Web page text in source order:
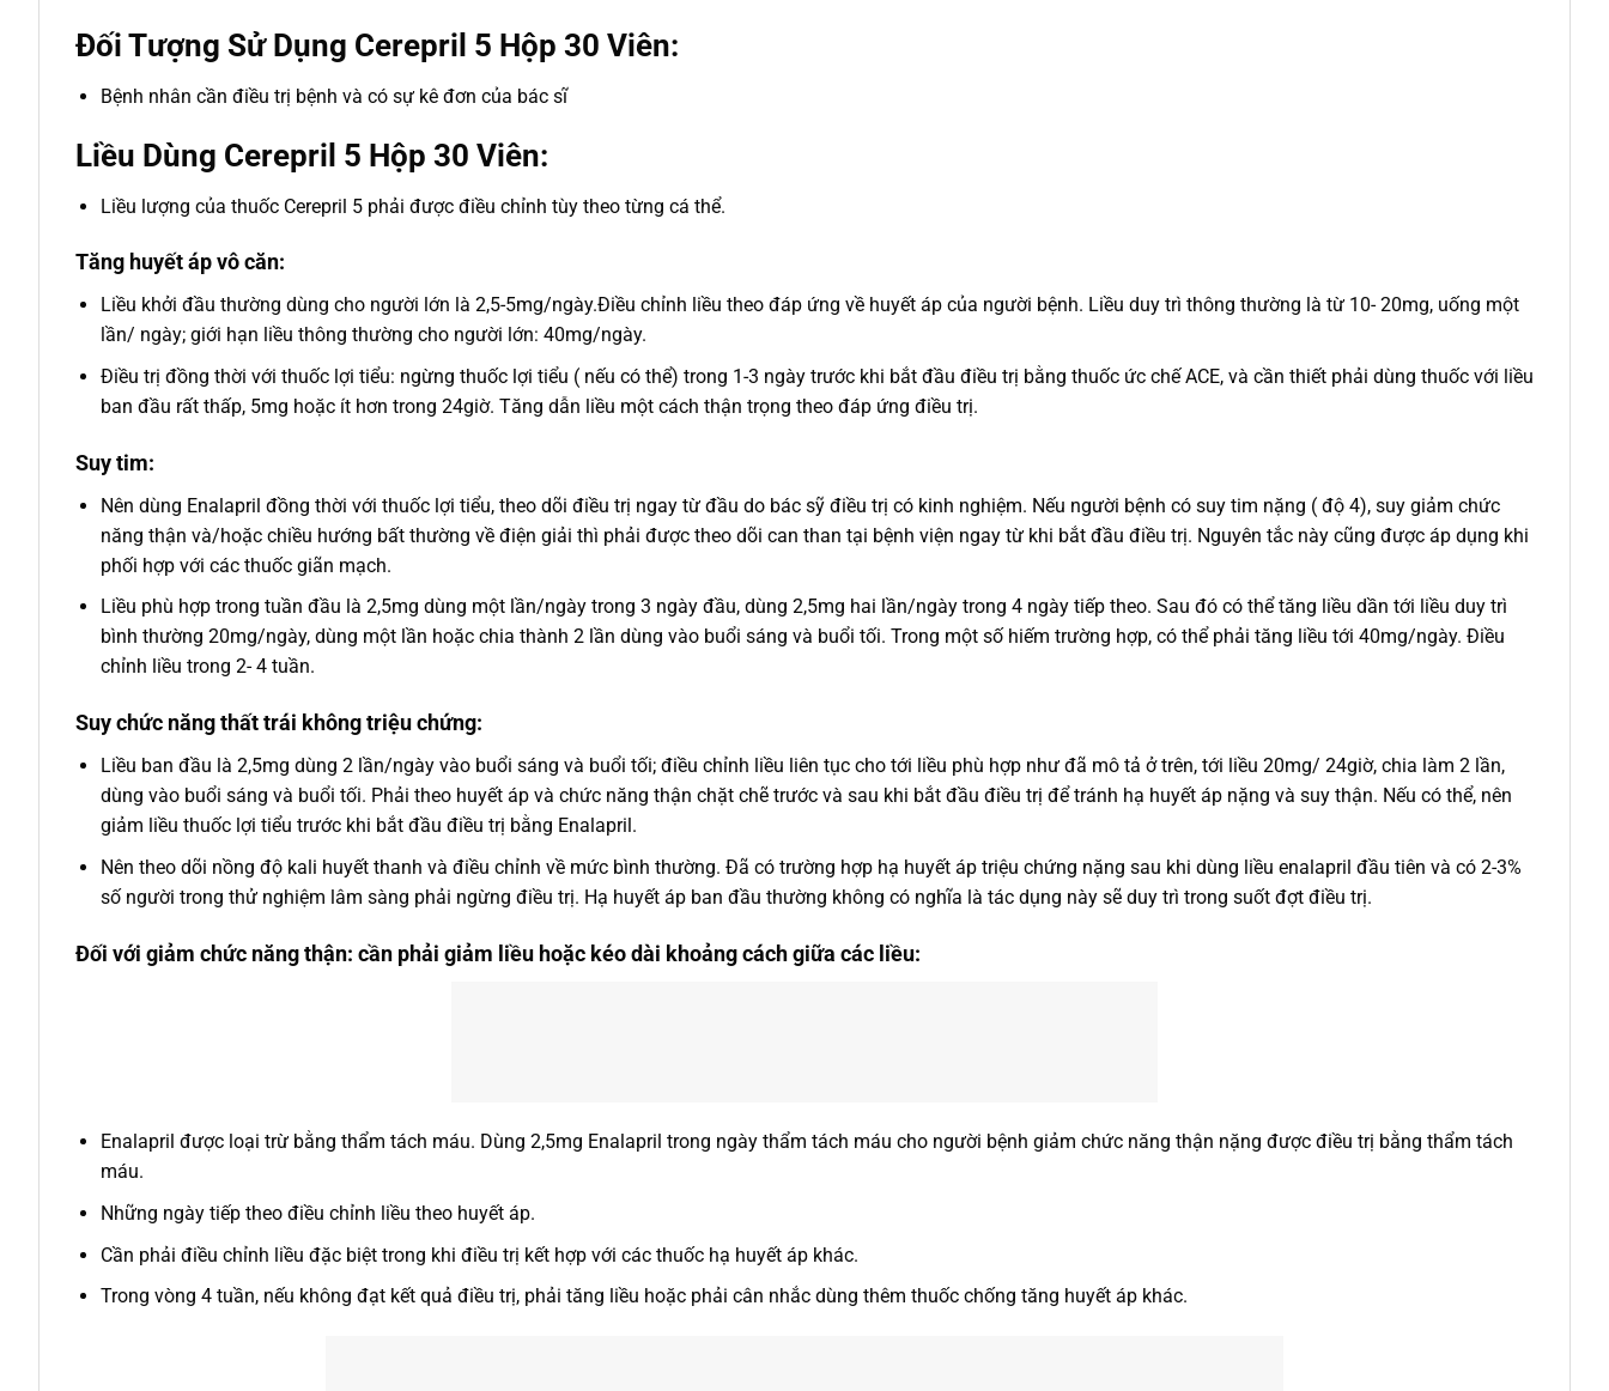
Đối Tượng Sử Dụng Cerepril 5 Hộp 30 Viên:
Bệnh nhân cần điều trị bệnh và có sự kê đơn của bác sĩ
Liều Dùng Cerepril 5 Hộp 30 Viên:
Liều lượng của thuốc Cerepril 5 phải được điều chỉnh tùy theo từng cá thể.
Tăng huyết áp vô căn:
Liều khởi đầu thường dùng cho người lớn là 2,5-5mg/ngày.Điều chỉnh liều theo đáp ứng về huyết áp của người bệnh. Liều duy trì thông thường là từ 10- 20mg, uống một
lần/ ngày; giới hạn liều thông thường cho người lớn: 40mg/ngày.
Điều trị đồng thời với thuốc lợi tiểu: ngừng thuốc lợi tiểu ( nếu có thể) trong 1-3 ngày trước khi bắt đầu điều trị bằng thuốc ức chế ACE, và cần thiết phải dùng thuốc với liều
ban đầu rất thấp, 5mg hoặc ít hơn trong 24giờ. Tăng dẫn liều một cách thận trọng theo đáp ứng điều trị.
Suy tim:
Nên dùng Enalapril đồng thời với thuốc lợi tiểu, theo dõi điều trị ngay từ đầu do bác sỹ điều trị có kinh nghiệm. Nếu người bệnh có suy tim nặng ( độ 4), suy giảm chức
năng thận và/hoặc chiều hướng bất thường về điện giải thì phải được theo dõi can than tại bệnh viện ngay từ khi bắt đầu điều trị. Nguyên tắc này cũng được áp dụng khi
phối hợp với các thuốc giãn mạch.
Liều phù hợp trong tuần đầu là 2,5mg dùng một lần/ngày trong 3 ngày đầu, dùng 2,5mg hai lần/ngày trong 4 ngày tiếp theo. Sau đó có thể tăng liều dần tới liều duy trì
bình thường 20mg/ngày, dùng một lần hoặc chia thành 2 lần dùng vào buổi sáng và buổi tối. Trong một số hiếm trường hợp, có thể phải tăng liều tới 40mg/ngày. Điều
chỉnh liều trong 2- 4 tuần.
Suy chức năng thất trái không triệu chứng:
Liều ban đầu là 2,5mg dùng 2 lần/ngày vào buổi sáng và buổi tối; điều chỉnh liều liên tục cho tới liều phù hợp như đã mô tả ở trên, tới liều 20mg/ 24giờ, chia làm 2 lần,
dùng vào buổi sáng và buổi tối. Phải theo huyết áp và chức năng thận chặt chẽ trước và sau khi bắt đầu điều trị để tránh hạ huyết áp nặng và suy thận. Nếu có thể, nên
giảm liều thuốc lợi tiểu trước khi bắt đầu điều trị bằng Enalapril.
Nên theo dõi nồng độ kali huyết thanh và điều chỉnh về mức bình thường. Đã có trường hợp hạ huyết áp triệu chứng nặng sau khi dùng liều enalapril đầu tiên và có 2-3%
số người trong thử nghiệm lâm sàng phải ngừng điều trị. Hạ huyết áp ban đầu thường không có nghĩa là tác dụng này sẽ duy trì trong suốt đợt điều trị.
Đối với giảm chức năng thận: cần phải giảm liều hoặc kéo dài khoảng cách giữa các liều:
Enalapril được loại trừ bằng thẩm tách máu. Dùng 2,5mg Enalapril trong ngày thẩm tách máu cho người bệnh giảm chức năng thận nặng được điều trị bằng thẩm tách
máu.
Những ngày tiếp theo điều chỉnh liều theo huyết áp.
Cần phải điều chỉnh liều đặc biệt trong khi điều trị kết hợp với các thuốc hạ huyết áp khác.
Trong vòng 4 tuần, nếu không đạt kết quả điều trị, phải tăng liều hoặc phải cân nhắc dùng thêm thuốc chống tăng huyết áp khác.